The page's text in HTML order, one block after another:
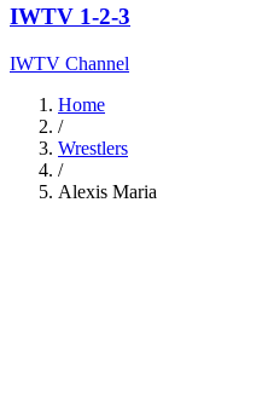
IWTV 1-2-3
IWTV Channel
Home
/
Wrestlers
/
Alexis Maria